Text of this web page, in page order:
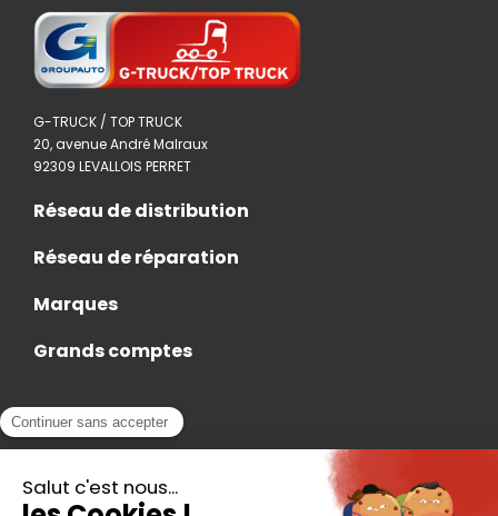
G-TRUCK / TOP TRUCK
20, avenue André Malraux
92309 LEVALLOIS PERRET
Réseau de distribution
Réseau de réparation
Marques
Grands comptes
Actualités
Contact